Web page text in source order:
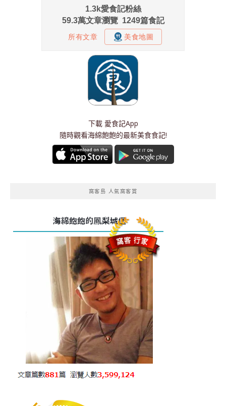
下載 愛食記App
隨時觀看海綿飽飽的最新美食食記!
窩客島 人氣窩客賞